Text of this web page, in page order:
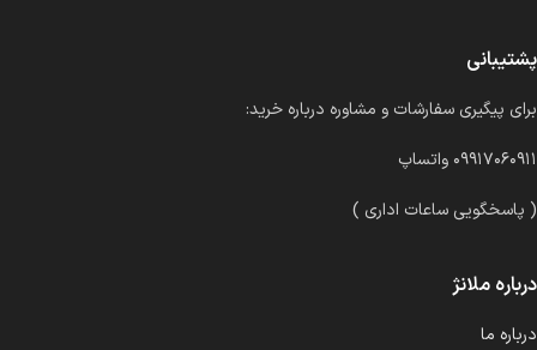
پشتیبانی
برای پیگیری سفارشات و مشاوره درباره خرید:
۰۹۹۱۷۰۶۰۹۱۱ واتساپ
( پاسخگویی ساعات اداری )
درباره ملانژ
درباره ما